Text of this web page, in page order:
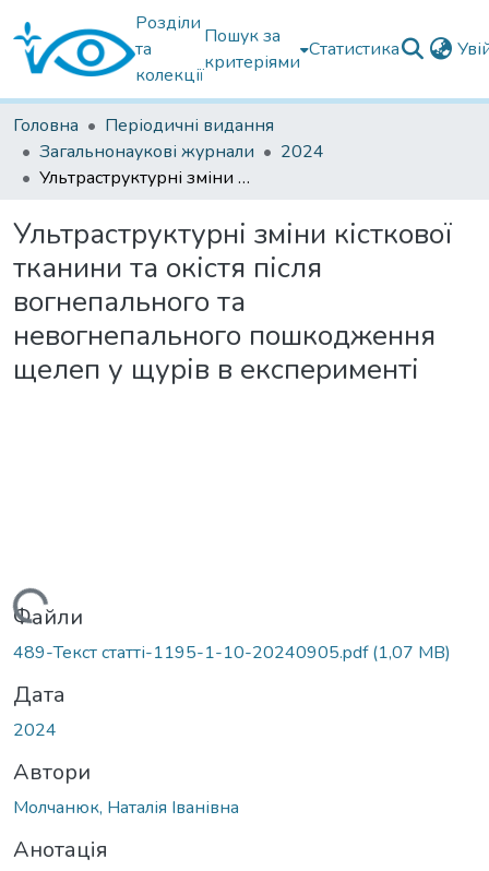
Розділи
та
колекції
Пошук за
критеріями
Статистика
Головна
Періодичні видання
Загальнонаукові журнали
2024
Ультраструктурні зміни кісткової тканини та окістя після вогнепального та невогнепального пошкодження щелеп у щурів в експерименті
Ультраструктурні зміни кісткової
тканини та окістя після
вогнепального та
невогнепального пошкодження
щелеп у щурів в експерименті
Файли
489-Текст статті-1195-1-10-20240905.pdf(1,07 MB)
Дата
2024
Автори
Молчанюк, Наталія Іванівна
Анотація